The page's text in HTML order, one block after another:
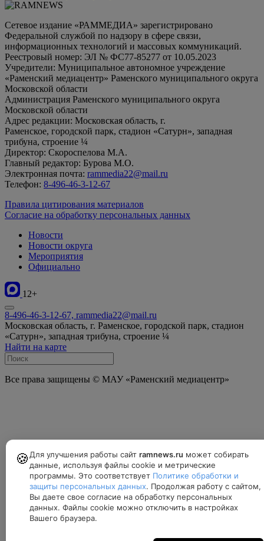
Сетевое издание «РАММЕДИА» зарегистрировано
Федеральной службой по надзору в сфере связи,
информационных технологий и массовых коммуникаций.
Реестровый номер: ЭЛ № ФС77-85277 от 10.05.2023
Учредители: Муниципальное автономное учреждение
«Раменский медиацентр» Раменского муниципального округа
Московской области
Администрация Раменского муниципального округа
Московской области
Адрес редакции: Московская область, г.
Раменское, городской парк, стадион «Сатурн», западная
трибуна, строение ¼
Директор: Скороспелова М.А.
Главный редактор: Бурова М.О.
Электронная почта: rammedia22@mail.ru
Телефон: 8-496-46-3-12-67
Правила цитирования материалов
Согласие на обработку персональных данных
Новости
Новости округа
Мероприятия
Официально
12+
8-496-46-3-12-67, rammedia22@mail.ru
Московская область, г. Раменское, городской парк, стадион
«Сатурн», западная трибуна, строение ¼
Найти на карте
Все права защищены © МАУ «Раменский медиацентр»
🍪 Для улучшения работы сайт ramnews.ru может собирать
данные, используя файлы cookie и метрические
программы. Это соответствует Политике обработки и
защиты персональных данных. Продолжая работу с сайтом,
Вы даете свое согласие на обработку персональных
данных. Файлы cookie можно отключить в настройках
Вашего браузера.